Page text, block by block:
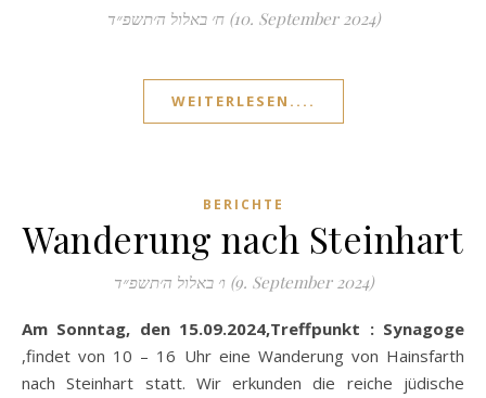
ח׳ באלול ה׳תשפ״ד (10. September 2024)
WEITERLESEN....
BERICHTE
Wanderung nach Steinhart
ו׳ באלול ה׳תשפ״ד (9. September 2024)
Am Sonntag, den 15.09.2024,Treffpunkt : Synagoge
,findet von 10 – 16 Uhr eine Wanderung von Hainsfarth
nach Steinhart statt. Wir erkunden die reiche jüdische